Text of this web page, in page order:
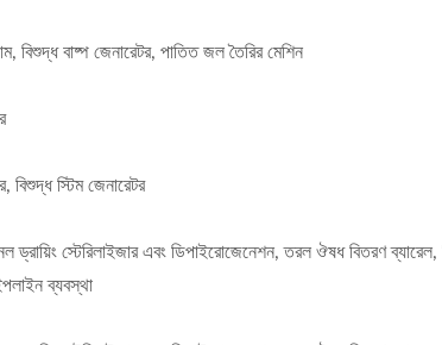
বিশুদ্ধ বাষ্প জেনারেটর, পাতিত জল তৈরির মেশিন
বিশুদ্ধ স্টিম জেনারেটর
স্টেরিলাইজার এবং ডিপাইরোজেনেশন, তরল ঔষধ বিতরণ
ব্যবস্থা